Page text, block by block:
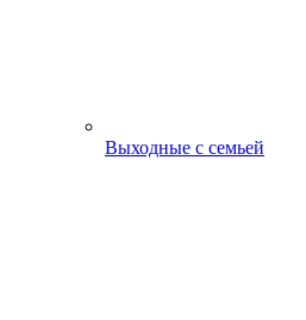
Выходные с семьей